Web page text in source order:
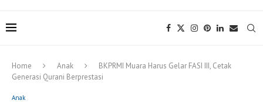
Home Anak
BKPRMI Muara Harus Gelar FASI III, Cetak
Generasi Qurani Berprestasi
Anak